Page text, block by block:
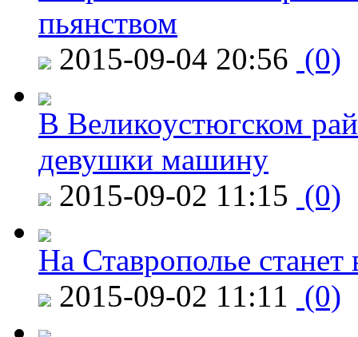
пьянством
2015-09-04 20:56 (0)
В Великоустюгском
девушки машину
2015-09-02 11:15 (0)
На Ставрополье
2015-09-02 11:11 (0)